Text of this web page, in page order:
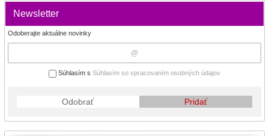
Newsletter
Odoberajte aktuálne novinky
Súhlasím s Súhlasím so spracovaním osobných údajov
Odobrať Pridať